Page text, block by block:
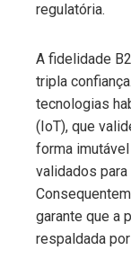
regulatória.
A fidelidade
tripla
tecnologias
(IoT), que
forma
validados para
garante que a
respaldada